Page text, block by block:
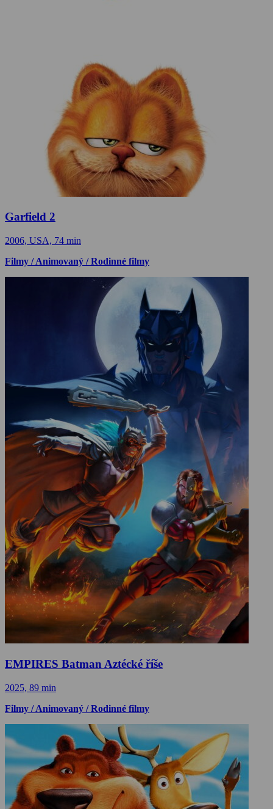
Garfield 2
2006, USA, 74 min
Filmy / Animovaný / Rodinné filmy
EMPIRES Batman Aztécké říše
2025, 89 min
Filmy / Animovaný / Rodinné filmy